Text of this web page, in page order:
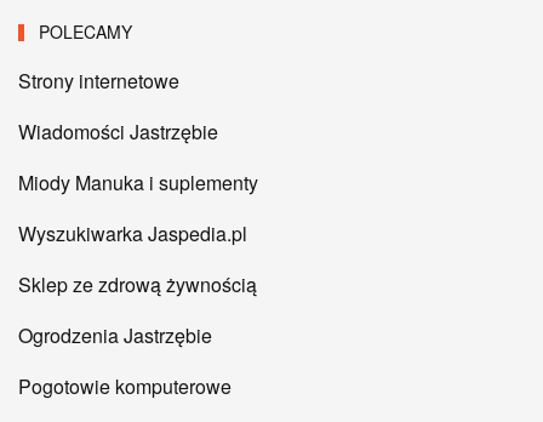
POLECAMY
Strony internetowe
Wiadomości Jastrzębie
Miody Manuka i suplementy
Wyszukiwarka Jaspedia.pl
Sklep ze zdrową żywnością
Ogrodzenia Jastrzębie
Pogotowie komputerowe